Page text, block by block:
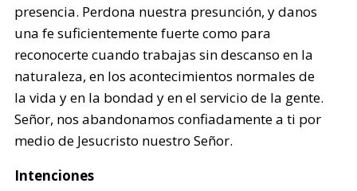
presencia. Perdona nuestra presunción, y danos
una fe suficientemente fuerte como para
reconocerte cuando trabajas sin descanso en la
naturaleza, en los acontecimientos normales de
la vida y en la bondad y en el servicio de la gente.
Señor, nos abandonamos confiadamente a ti por
medio de Jesucristo nuestro Señor.
Intenciones